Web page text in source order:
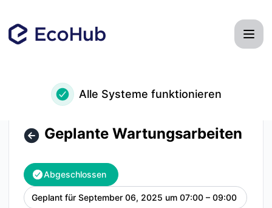
Alle Systeme funktionieren
Geplante Wartungsarbeiten
Abgeschlossen
Geplant für September 06, 2025 um 07:00 – 09:00 UTC